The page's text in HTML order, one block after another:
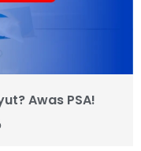
Awas PSA!